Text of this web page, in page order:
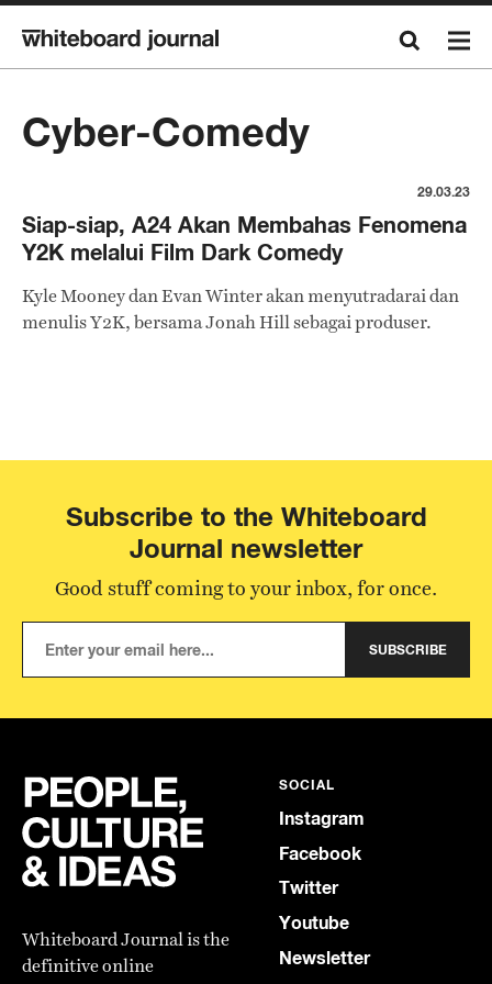
Cyber-Comedy
29.03.23
Siap-siap, A24 Akan Membahas Fenomena
Y2K melalui Film Dark Comedy
Kyle Mooney dan Evan Winter akan menyutradarai dan
menulis Y2K, bersama Jonah Hill sebagai produser.
Subscribe to the Whiteboard
Journal newsletter
Good stuff coming to your inbox, for once.
SUBSCRIBE
Whiteboard Journal is the
definitive online
SOCIAL
Instagram
Facebook
Twitter
Youtube
Newsletter